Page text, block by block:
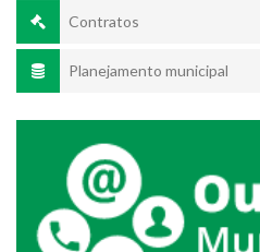
Contratos
Planejamento municipal